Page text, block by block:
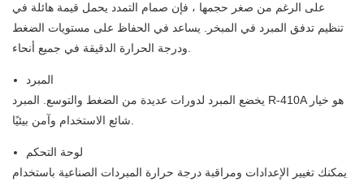
على الرغم من صغر حجمها ، فإن صمام التمدد يحمل قيمة هائلة في
تنظيم تدفق المبرد في المبخر. يساعد في الحفاظ على مستويات الضغط
ودرجة الحرارة الدقيقة في جميع أنحاء.
المبرد
يخضع المبرد لدورات عديدة من الضغط والتوسع. المبرد R-410A هو خيار
شائع الاستخدام وآمن بيئيًا.
لوحة التحكم
يمكنك تغيير الإعدادات ومراقبة درجة حرارة المبردات الصناعية باستخدام